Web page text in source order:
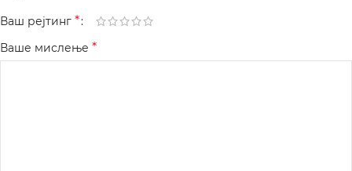
Ваш рејтинг *
Ваше мислење *